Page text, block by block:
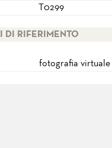
T0299
DI RIFERIMENTO
fotografia virtuale